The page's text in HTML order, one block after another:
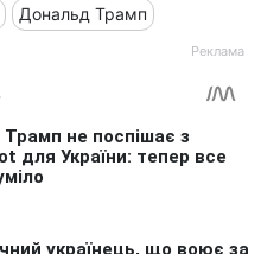
Дональд Трамп